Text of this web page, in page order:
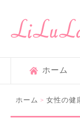
ホーム
ホーム > 女性の健